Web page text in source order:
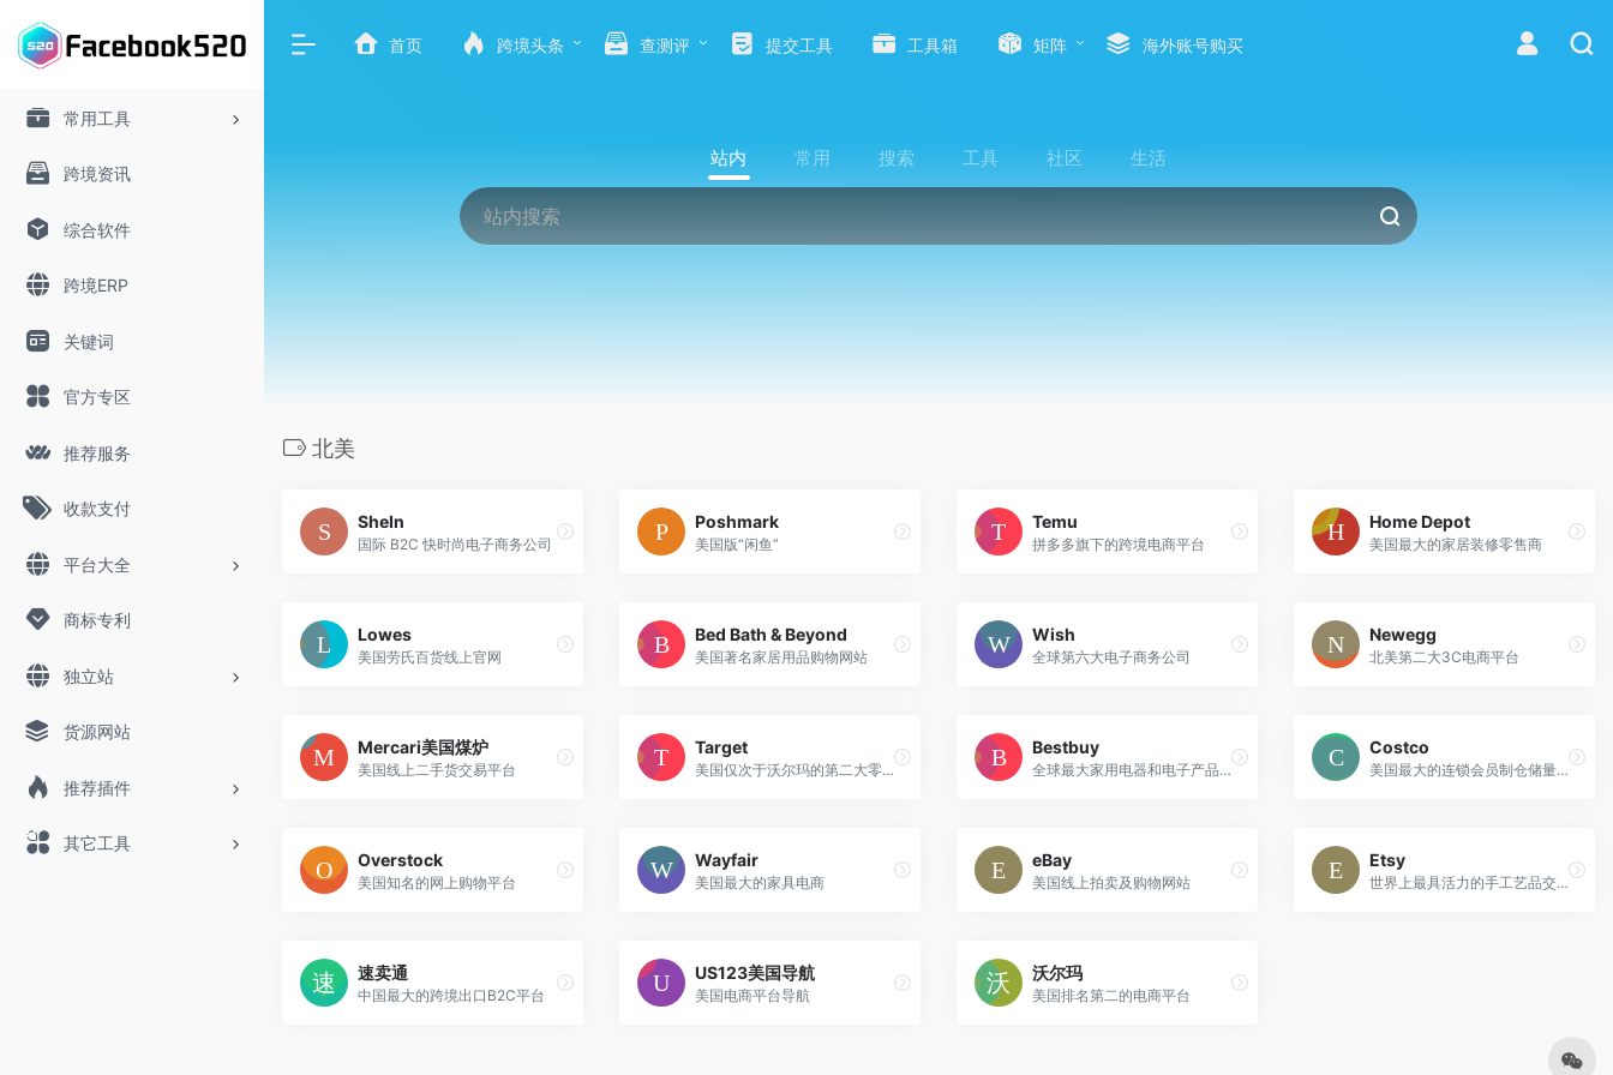
常用工具
跨境资讯
综合软件
跨境ERP
关键词
官方专区
推荐服务
收款支付
平台大全
商标专利
独立站
货源网站
推荐插件
其它工具
首页 跨境头条 查测评 提交工具 工具箱 矩阵 海外账号购买
站内 常用 搜索 工具 社区 生活
北美
SheIn
国际 B2C 快时尚电子商务公司
Poshmark
美国版“闲鱼”
Temu
拼多多旗下的跨境电商平台
Home Depot
美国最大的家居装修零售商
Lowes
美国劳氏百货线上官网
Bed Bath & Beyond
美国著名家居用品购物网站
Wish
全球第六大电子商务公司
Newegg
北美第二大3C电商平台
Mercari美国煤炉
美国线上二手货交易平台
Target
美国仅次于沃尔玛的第二大零售百货集团
Bestbuy
全球最大家用电器和电子产品零售商
Costco
美国最大的连锁会员制仓储量贩店
Overstock
美国知名的网上购物平台
Wayfair
美国最大的家具电商
eBay
美国线上拍卖及购物网站
Etsy
世界上最具活力的手工艺品交易网
速卖通
中国最大的跨境出口B2C平台
US123美国导航
美国电商平台导航
沃尔玛
美国排名第二的电商平台